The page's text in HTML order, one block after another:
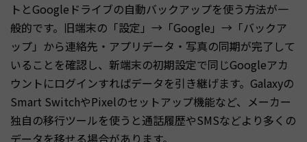
トとGoogleドライブの自動バックアップを使う方法が一
般的です。旧端末の「設定」→「Google」→「バックア
ップ」から連絡先・アプリデータ・写真の同期が完了して
いることを確認し、新端末の初期設定で同じGoogleアカ
ウントにログインすればデータを引き継げます。Galaxyの
Smart SwitchやPixelのセットアップ機能など、メーカー
独自の移行ツールを使うと通話履歴やSMSなどより多くの